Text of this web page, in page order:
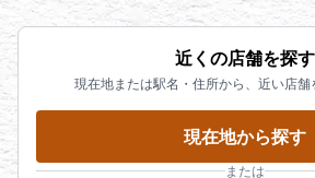
近くの店舗を探す
現在地または駅名・住所から、近い店舗
現在地から探す
または